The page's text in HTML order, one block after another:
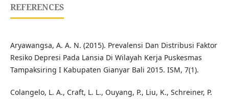
REFERENCES
Aryawangsa, A. A. N. (2015). Prevalensi Dan Distribusi Faktor
Resiko Depresi Pada Lansia Di Wilayah Kerja Puskesmas
Tampaksiring I Kabupaten Gianyar Bali 2015. ISM, 7(1).
Colangelo, L. A., Craft, L. L., Ouyang, P., Liu, K., Schreiner, P.